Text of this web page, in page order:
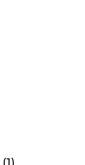
(1)